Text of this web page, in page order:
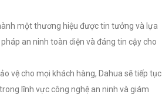
một thương hiệu được tin tưởng và lựa
an ninh toàn diện và đáng tin cậy cho
vệ cho mọi khách hàng, Dahua sẽ tiếp tục
lĩnh vực công nghệ an ninh và giám